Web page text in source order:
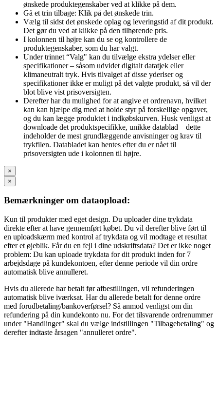
ønskede produktegenskaber ved at klikke på dem.
Gå et trin tilbage: Klik på det ønskede trin.
Vælg til sidst det ønskede oplag og leveringstid af dit produkt.
Det gør du ved at klikke på den tilhørende pris.
I kolonnen til højre kan du se og kontrollere de
produktegenskaber, som du har valgt.
Under trinnet “Valg" kan du tilvælge ekstra ydelser eller
specifikationer – såsom udvidet digitalt datatjek eller
klimaneutralt tryk. Hvis tilvalget af disse yderlser og
specifikationer ikke er muligt på det valgte produkt, så vil der
blot blive vist prisoversigten.
Derefter har du mulighed for at angive et ordrenavn, hvilket
kan kan hjælpe dig med at holde styr på forskellige opgaver,
og du kan lægge produktet i indkøbskurven. Husk venligst at
downloade det produktspecifikke, unikke datablad – dette
indeholder de mest grundlæggende anvisninger og krav til
trykfilen. Databladet kan hentes efter du er nået til
prisoversigten ude i kolonnen til højre.
×
×
Bemærkninger om dataopload:
Kun til produkter med eget design. Du uploader dine trykdata
direkte efter at have gennemført købet. Du vil derefter blive ført til
en uploadskærm med kontrol af trykdata og vil modtage et resultat
efter et øjeblik. Får du en fejl i dine udskriftsdata? Det er ikke noget
problem: Du kan uploade trykdata for dit produkt inden for 7
arbejdsdage på kundekontoen, efter denne periode vil din ordre
automatisk blive annulleret.
Hvis du allerede har betalt før afbestillingen, vil refunderingen
automatisk blive iværksat. Har du allerede betalt for denne ordre
med forudbetaling/bankoverførsel? Så anmod venligst om din
refundering på din kundekonto nu. For det tilsvarende ordrenummer
under "Handlinger" skal du vælge indstillingen "Tilbagebetaling" og
derefter indtaste årsagen "annulleret ordre".